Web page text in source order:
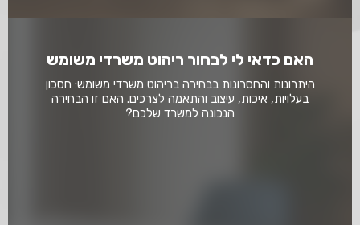
האם כדאי לי לבחור ריהוט משרדי משומש
היתרונות והחסרונות בבחירה בריהוט משרדי משומש: חסכון
בעלויות, איכות, עיצוב והתאמה לצרכים. האם זו הבחירה
הנכונה למשרד שלכם?